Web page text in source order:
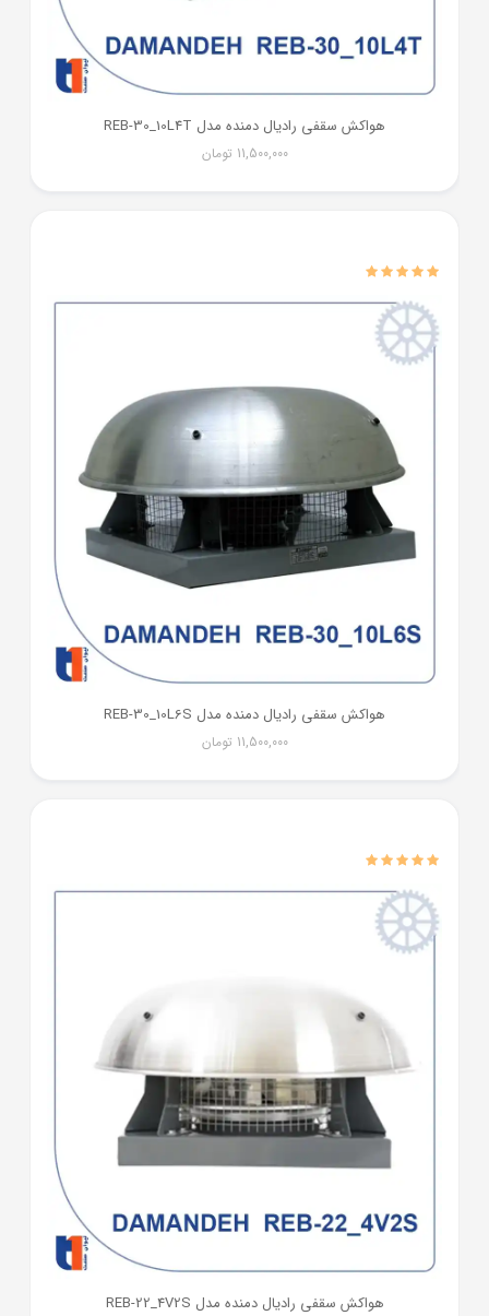
هواکش سقفی رادیال دمنده مدل REB-30_10L4T
11,500,000 تومان
هواکش سقفی رادیال دمنده مدل REB-30_10L6S
11,500,000 تومان
هواکش سقفی رادیال دمنده مدل REB-22_4V2S